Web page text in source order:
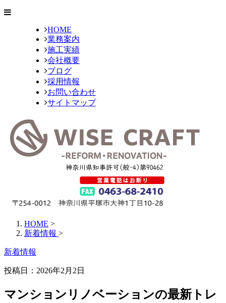
HOME
業務案内
施工実績
会社概要
ブログ
採用情報
お問い合わせ
サイトマップ
HOME >
新着情報 >
新着情報
投稿日： 2026年2月2日
マンションリノベーションの最新トレ